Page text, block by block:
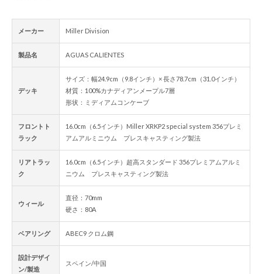
メーカー Miller Division
製品名 AGUAS CALIENTES
デッキ
サイズ：幅24.9cm（9.8インチ）× 長さ78.7cm（31.0インチ）
材質：100%カナディアンメープル7層
形状：ミディアムコンケーブ
フロントト
ラック
16.0cm（6.5インチ）Miller XRKP2 special system 356プレミ
アムアルミニウム プレスキャスティング製法
リアトラッ
ク
16.0cm（6.5インチ）超高スタンダード 356プレミアムアルミ
ニウム プレスキャスティング製法
ウィール
直径：70mm
硬さ：80A
ベアリング ABEC9 クロム鋼
設計デザイ
ン/製造
スペイン/中国